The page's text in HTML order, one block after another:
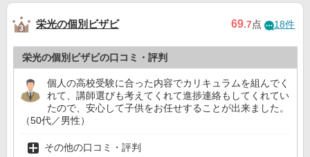
栄光の個別ビザビ 69.7点 18件
栄光の個別ビザビの口コミ・評判
個人の高校受験に合った内容でカリキュラムを組んでく
れて、講師選びも考えてくれて進捗連絡もしてくれてい
たので、安心して子供をお任せすることが出来ました。
（50代／男性）
その他の口コミ・評判